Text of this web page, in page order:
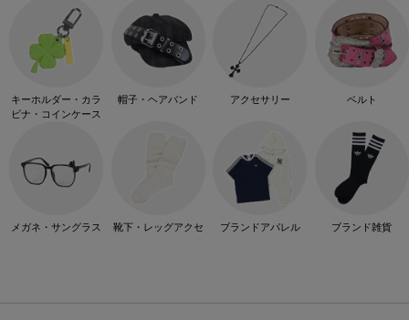
キーホルダー・カラ
ビナ・コインケース
帽子・ヘアバンド アクセサリー ベルト
メガネ・サングラス 靴下・レッグアクセ ブランドアパレル ブランド雑貨